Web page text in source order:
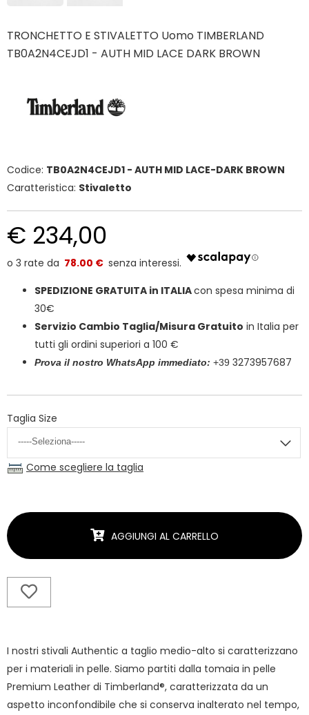
TRONCHETTO E STIVALETTO Uomo TIMBERLAND
TB0A2N4CEJD1 - AUTH MID LACE DARK BROWN
Codice: TB0A2N4CEJD1 - AUTH MID LACE-DARK BROWN
Caratteristica: Stivaletto
€ 234,00
78.00 €
SPEDIZIONE GRATUITA in ITALIAcon spesa minima di
30€
Servizio Cambio Taglia/Misura Gratuito in Italia per
tutti gli ordini superiori a 100 €
Prova il nostro WhatsApp immediato: +39 3273957687
Taglia Size
Come scegliere la taglia
AGGIUNGI AL CARRELLO
I nostri stivali Authentic a taglio medio-alto si caratterizzano
per i materiali in pelle. Siamo partiti dalla tomaia in pelle
Premium Leather di Timberland®, caratterizzata da un
aspetto inconfondibile che si conserva inalterato nel tempo,